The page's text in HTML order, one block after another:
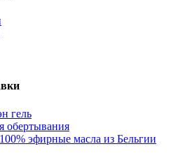
гель
обертывания
эфирные масла из Бельгии